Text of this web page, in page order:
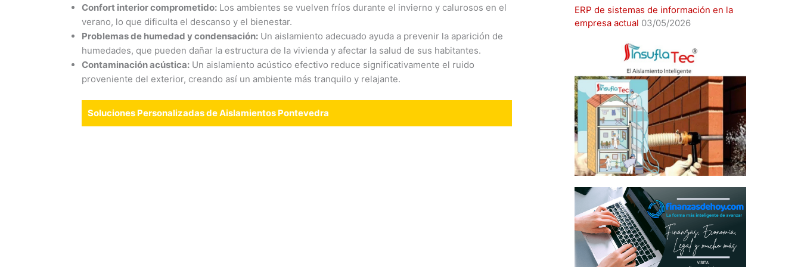
Confort interior comprometido: Los ambientes se vuelven fríos durante el invierno y calurosos en el
verano, lo que dificulta el descanso y el bienestar.
Problemas de humedad y condensación: Un aislamiento adecuado ayuda a prevenir la aparición de
humedades, que pueden dañar la estructura de la vivienda y afectar la salud de sus habitantes.
Contaminación acústica: Un aislamiento acústico efectivo reduce significativamente el ruido
proveniente del exterior, creando así un ambiente más tranquilo y relajante.
Soluciones Personalizadas de Aislamientos Pontevedra
ERP de sistemas de información en la
empresa actual 03/05/2026